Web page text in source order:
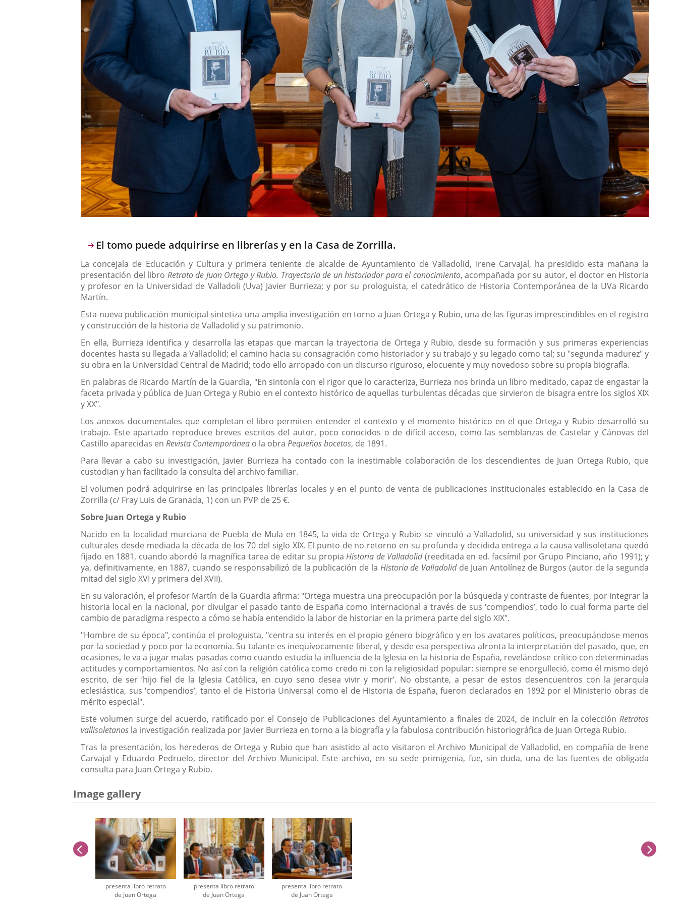
Descripción
El tomo puede adquirirse en librerías y en la Casa de Zorrilla.
La concejala de Educación y Cultura y primera teniente de alcalde de Ayuntamiento de Valladolid, Irene Carvajal, ha presidido esta mañana la
presentación del libro Retrato de Juan Ortega y Rubio. Trayectoria de un historiador para el conocimiento, acompañada por su autor, el doctor en Historia
y profesor en la Universidad de Valladoli (Uva) Javier Burrieza; y por su prologuista, el catedrático de Historia Contemporánea de la UVa Ricardo
Martín.
Esta nueva publicación municipal sintetiza una amplia investigación en torno a Juan Ortega y Rubio, una de las figuras imprescindibles en el registro
y construcción de la historia de Valladolid y su patrimonio.
En ella, Burrieza identifica y desarrolla las etapas que marcan la trayectoria de Ortega y Rubio, desde su formación y sus primeras experiencias
docentes hasta su llegada a Valladolid; el camino hacia su consagración como historiador y su trabajo y su legado como tal; su "segunda madurez" y
su obra en la Universidad Central de Madrid; todo ello arropado con un discurso riguroso, elocuente y muy novedoso sobre su propia biografía.
En palabras de Ricardo Martín de la Guardia, "En sintonía con el rigor que lo caracteriza, Burrieza nos brinda un libro meditado, capaz de engastar la
faceta privada y pública de Juan Ortega y Rubio en el contexto histórico de aquellas turbulentas décadas que sirvieron de bisagra entre los siglos XIX
y XX".
Los anexos documentales que completan el libro permiten entender el contexto y el momento histórico en el que Ortega y Rubio desarrolló su
trabajo. Este apartado reproduce breves escritos del autor, poco conocidos o de difícil acceso, como las semblanzas de Castelar y Cánovas del
Castillo aparecidas enRevista Contemporánea o la obraPequeños bocetos, de 1891.
Para llevar a cabo su investigación, Javier Burrieza ha contado con la inestimable colaboración de los descendientes de Juan Ortega Rubio, que
custodian y han facilitado la consulta del archivo familiar.
El volumen podrá adquirirse en las principales librerías locales y en el punto de venta de publicaciones institucionales establecido en la Casa de
Zorrilla (c/ Fray Luis de Granada, 1) con un PVP de 25 €.
Sobre Juan Ortega y Rubio
Nacido en la localidad murciana de Puebla de Mula en 1845, la vida de Ortega y Rubio se vinculó a Valladolid, su universidad y sus instituciones
culturales desde mediada la década de los 70 del siglo XIX. El punto de no retorno en su profunda y decidida entrega a la causa vallisoletana quedó
fijado en 1881, cuando abordó la magnífica tarea de editar su propiaHistoria de Valladolid(reeditada en ed. facsímil por Grupo Pinciano, año 1991); y
ya, definitivamente, en 1887, cuando se responsabilizó de la publicación de la Historia de Valladolidde Juan Antolínez de Burgos (autor de la segunda
mitad del siglo XVI y primera del XVII).
En su valoración, el profesor Martín de la Guardia afirma: "Ortega muestra una preocupación por la búsqueda y contraste de fuentes, por integrar la
historia local en la nacional, por divulgar el pasado tanto de España como internacional a través de sus ‘compendios’, todo lo cual forma parte del
cambio de paradigma respecto a cómo se había entendido la labor de historiar en la primera parte del siglo XIX".
"Hombre de su época", continúa el prologuista, "centra su interés en el propio género biográfico y en los avatares políticos, preocupándose menos
por la sociedad y poco por la economía. Su talante es inequívocamente liberal, y desde esa perspectiva afronta la interpretación del pasado, que, en
ocasiones, le va a jugar malas pasadas como cuando estudia la influencia de la Iglesia en la historia de España, revelándose crítico con determinadas
actitudes y comportamientos. No así con la religión católica como credo ni con la religiosidad popular: siempre se enorgulleció, como él mismo dejó
escrito, de ser ‘hijo fiel de la Iglesia Católica, en cuyo seno desea vivir y morir’. No obstante, a pesar de estos desencuentros con la jerarquía
eclesiástica, sus ‘compendios’, tanto el de Historia Universal como el de Historia de España, fueron declarados en 1892 por el Ministerio obras de
mérito especial".
Este volumen surge del acuerdo, ratificado por el Consejo de Publicaciones del Ayuntamiento a finales de 2024, de incluir en la colección Retratos
vallisoletanos la investigación realizada por Javier Burrieza en torno a la biografía y la fabulosa contribución historiográfica de Juan Ortega Rubio.
Tras la presentación, los herederos de Ortega y Rubio que han asistido al acto visitaron el Archivo Municipal de Valladolid, en compañía de Irene
Carvajal y Eduardo Pedruelo, director del Archivo Municipal. Este archivo, en su sede primigenia, fue, sin duda, una de las fuentes de obligada
consulta para Juan Ortega y Rubio.
Image gallery
presenta libro retrato
de Juan Ortega
presenta libro retrato
de Juan Ortega
presenta libro retrato
de Juan Ortega
previus next